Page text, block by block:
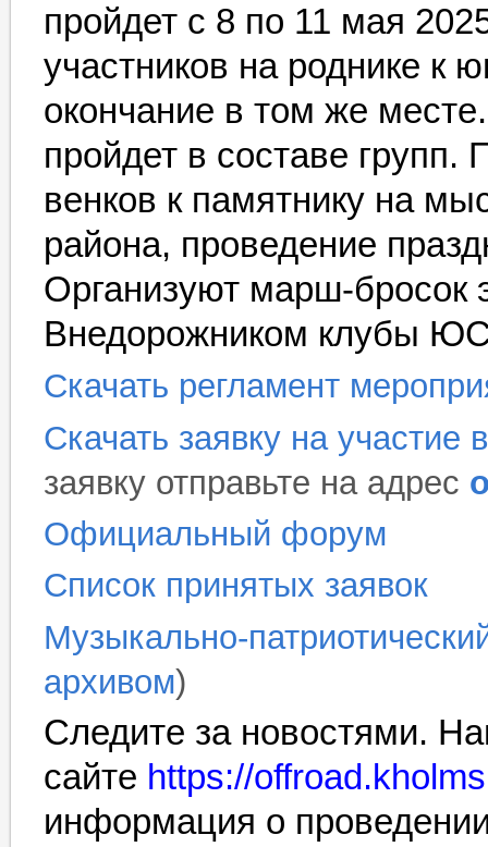
пройдет с 8 по 11 мая
участников на роднике к
окончание в том же
пройдет в составе
венков к памятнику на
района, проведение
Организуют марш-бросок
Внедорожником клубы
Скачать регламент
Скачать заявку на участие
заявку отправьте на адрес
Официальный форум
Список принятых заявок
Музыкально-
архивом)
Следите за новостями.
сайте https://
информация о